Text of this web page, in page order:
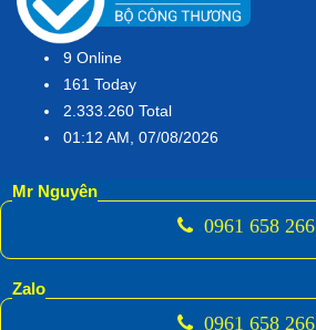
9 Online
161 Today
2.333.260 Total
01:12 AM, 07/08/2026
Mr Nguyên
0961 658 266
Zalo
0961 658 266